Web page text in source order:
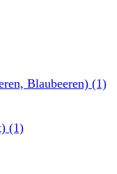
Blaubeeren) (1)
(1)